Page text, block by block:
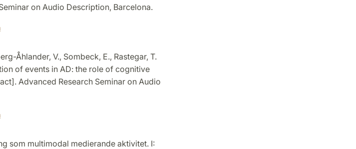
on Audio Description, Barcelona.
Åhlander, V., Sombeck, E., Rastegar, T.
of events in AD: the role of cognitive
Advanced Research Seminar on Audio
som multimodal medierande aktivitet. I: